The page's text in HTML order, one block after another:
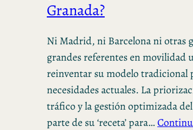
Granada?
Ni Madrid, ni Barcelona ni otras
grandes referentes en movilidad
reinventar su modelo tradicional
necesidades actuales. La
tráfico y la gestión optimizada
parte de su ‘receta’ para…